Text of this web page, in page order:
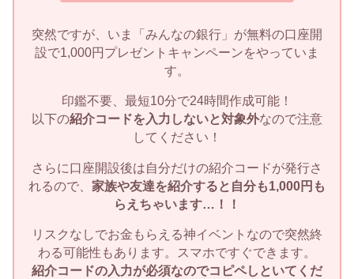
突然ですが、いま「みんなの銀行」が無料の口座開
設で1,000円プレゼントキャンペーンをやっていま
す。
印鑑不要、最短10分で24時間作成可能！
以下の紹介コードを入力しないと対象外なので注意
してください！
さらに口座開設後は自分だけの紹介コードが発行さ
れるので、 家族や友達を紹介すると自分も1,000円も
らえちゃいます…！！
リスクなしでお金もらえる神イベントなので突然終
わる可能性もあります。スマホですぐできます。
紹介コードの入力が必須なのでコピペしといてくだ